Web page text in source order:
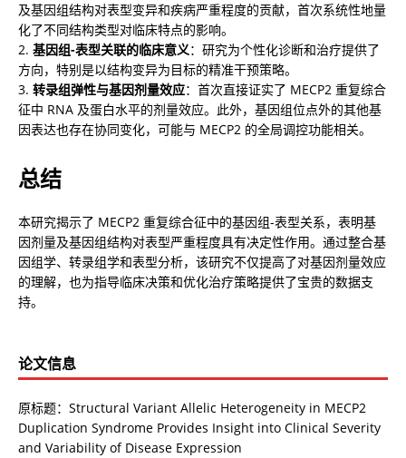
及基因组结构对表型变异和疾病严重程度的贡献，首次系统性地量
化了不同结构类型对临床特点的影响。
2. 基因组-表型关联的临床意义：研究为个性化诊断和治疗提供了
方向，特别是以结构变异为目标的精准干预策略。
3. 转录组弹性与基因剂量效应：首次直接证实了 MECP2 重复综合
征中 RNA 及蛋白水平的剂量效应。此外，基因组位点外的其他基
因表达也存在协同变化，可能与 MECP2 的全局调控功能相关。
总结
本研究揭示了 MECP2 重复综合征中的基因组-表型关系，表明基
因剂量及基因组结构对表型严重程度具有决定性作用。通过整合基
因组学、转录组学和表型分析，该研究不仅提高了对基因剂量效应
的理解，也为指导临床决策和优化治疗策略提供了宝贵的数据支
持。
论文信息
原标题：Structural Variant Allelic Heterogeneity in MECP2
Duplication Syndrome Provides Insight into Clinical Severity
and Variability of Disease Expression